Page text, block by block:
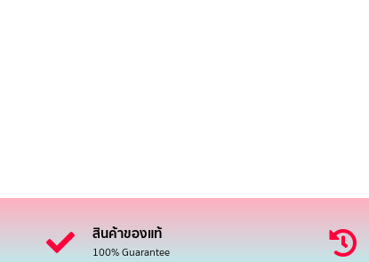
สินค้าของแท้
100% Guarantee